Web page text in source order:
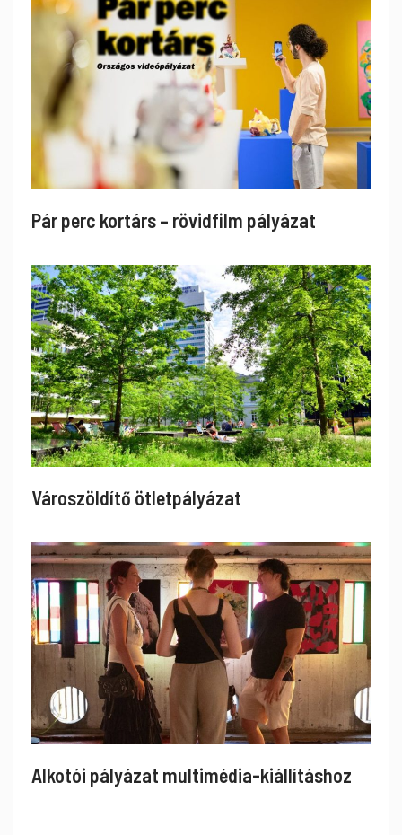
Pár perc kortárs – rövidfilm pályázat
Városzöldítő ötletpályázat
Alkotói pályázat multimédia-kiállításhoz